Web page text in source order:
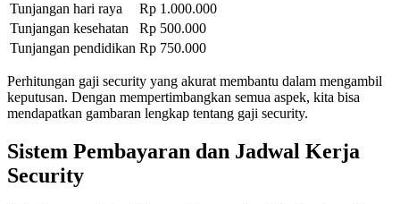
Tunjangan hari raya
Rp 1.000.000
Tunjangan kesehatan
Rp 500.000
Tunjangan pendidikan Rp 750.000
Perhitungan gaji security yang akurat membantu dalam mengambil
keputusan. Dengan mempertimbangkan semua aspek, kita bisa
mendapatkan gambaran lengkap tentang gaji security.
Sistem Pembayaran dan Jadwal Kerja
Security